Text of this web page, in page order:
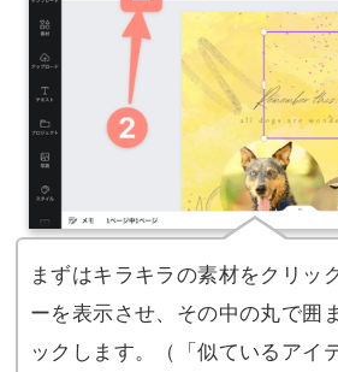
まずはキラキラの素材をクリッ
ーを表示させ、その中の丸で囲
ックします。（「似ているアイ